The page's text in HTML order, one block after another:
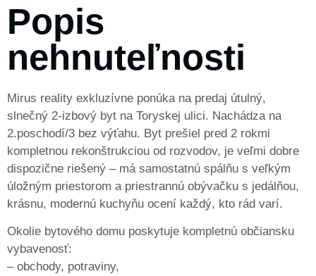
Popis
nehnuteľnosti
Mirus reality exkluzívne ponúka na predaj útulný,
slnečný 2-izbový byt na Toryskej ulici. Nachádza na
2.poschodí/3 bez výťahu. Byt prešiel pred 2 rokmi
kompletnou rekonštrukciou od rozvodov, je veľmi dobre
dispozične riešený – má samostatnú spálňu s veľkým
úložným priestorom a priestrannú obývačku s jedálňou,
krásnu, modernú kuchyňu ocení každý, kto rád varí.
Okolie bytového domu poskytuje kompletnú občiansku
vybavenosť:
– obchody, potraviny,